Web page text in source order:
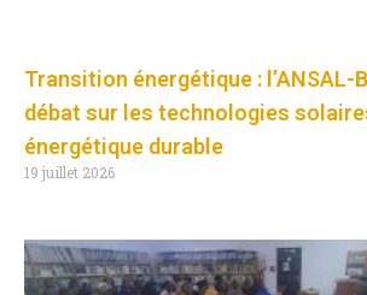
Transition énergétique : l’ANSAL-
débat sur les technologies
énergétique durable
19 juillet 2026